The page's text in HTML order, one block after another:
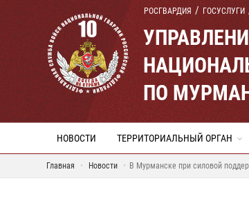
РОСГВАРДИЯ ГОСУСЛУГИ
ПО
НОВОСТИ ТЕРРИТОРИАЛЬНЫЙ ОРГАН
Главная Новости В Мурманске при силовой